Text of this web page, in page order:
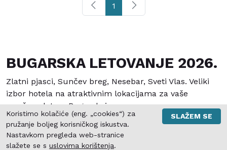
1
BUGARSKA LETOVANJE 2026.
Zlatni pjasci, Sunčev breg, Nesebar, Sveti Vlas. Veliki
izbor hotela na atraktivnim lokacijama za vaše
savršeno leto u Bugarskoj.
Koristimo kolačiće (eng. „cookies“) za
pružanje boljeg korisničkog iskustva.
Nastavkom pregleda web-stranice
slažete se s uslovima korištenja.
SLAŽEM SE